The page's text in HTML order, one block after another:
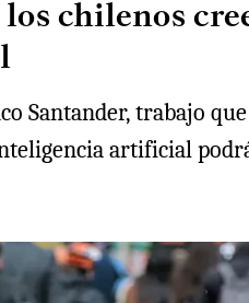
los chilenos
Santander, trabajo
artificial